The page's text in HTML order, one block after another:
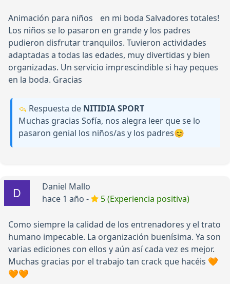
Animación para niños en mi boda Salvadores totales!
Los niños se lo pasaron en grande y los padres
pudieron disfrutar tranquilos. Tuvieron actividades
adaptadas a todas las edades, muy divertidas y bien
organizadas. Un servicio imprescindible si hay peques
en la boda. Gracias
Respuesta de NITIDIA SPORT
Muchas gracias Sofía, nos alegra leer que se lo
pasaron genial los niños/as y los padres😊
Daniel Mallo
hace 1 año -
5 (Experiencia positiva)
Como siempre la calidad de los entrenadores y el trato
humano impecable. La organización buenísima. Ya son
varias ediciones con ellos y aún así cada vez es mejor.
Muchas gracias por el trabajo tan crack que hacéis 🧡
🧡🧡